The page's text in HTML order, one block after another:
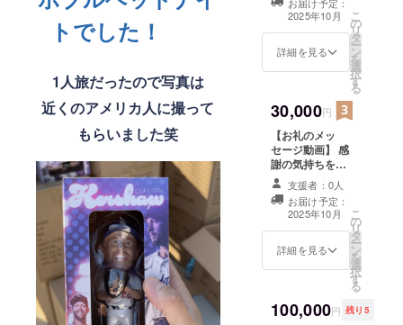
トでした！
1人旅だったので写真は
近くのアメリカ人に撮って
もらいました笑
に撮影したお礼
動画をお送りし
ます
2025年10月
詳細を見る
こ
の
リ
タ
ー
ン
を
選
択
す
る
30,000円
【お礼のメッ
セージ動画】 感
謝の気持ちを込
めて、現地ロサ
ンゼルスを背景
に撮影したお礼
動画をお送りし
ます 【視察動
画】 視察をまと
支援者：0人
お届け予定：
2025年10月
詳細を見る
こ
の
リ
タ
ー
ン
を
選
択
す
る
100,000円 残り5